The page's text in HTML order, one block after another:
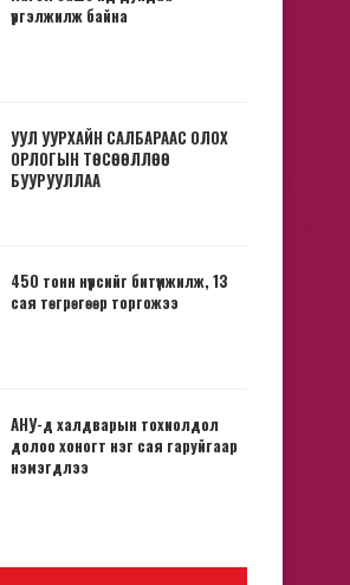
үргэлжилж байна
УУЛ УУРХАЙН САЛБАРААС ОЛОХ
ОРЛОГЫН ТӨСӨӨЛЛӨӨ
БУУРУУЛЛАА
450 тонн нүүрсийг битүүмжилж, 13
сая төгрөгөөр торгожээ
АНУ-д халдварын тохиолдол
долоо хоногт нэг сая гаруйгаар
нэмэгдлээ